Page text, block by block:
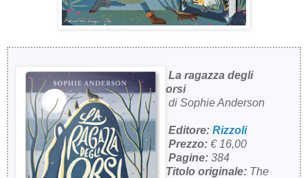
La ragazza degli
orsi
di Sophie Anderson
Editore: Rizzoli
Prezzo:€ 16,00
Pagine: 384
Titolo originale: The